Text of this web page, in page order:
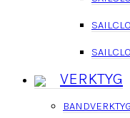
VERKTYG
BANDVERKTYG